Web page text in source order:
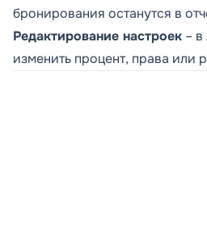
бронирования останутся в
Редактирование настроек –
изменить процент, права или